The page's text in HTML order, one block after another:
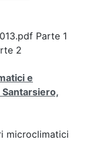
Parte 1
2
e
microclimatici